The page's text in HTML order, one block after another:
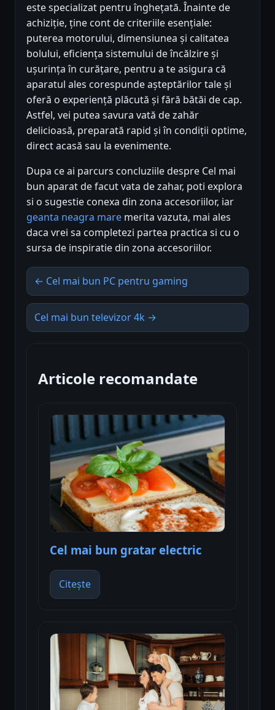
este specializat pentru înghețată. Înainte de
achiziție, ține cont de criteriile esențiale:
puterea motorului, dimensiunea și calitatea
bolului, eficiența sistemului de încălzire și
ușurința în curățare, pentru a te asigura că
aparatul ales corespunde așteptărilor tale și
oferă o experiență plăcută și fără bătăi de cap.
Astfel, vei putea savura vată de zahăr
delicioasă, preparată rapid și în condiții optime,
direct acasă sau la evenimente.
Dupa ce ai parcurs concluziile despre Cel mai
bun aparat de facut vata de zahar, poti explora
si o sugestie conexa din zona accesoriilor, iar
geanta neagra mare merita vazuta, mai ales
daca vrei sa completezi partea practica si cu o
sursa de inspiratie din zona accesoriilor.
← Cel mai bun PC pentru gaming
Cel mai bun televizor 4k →
Articole recomandate
Cel mai bun gratar electric
Citește